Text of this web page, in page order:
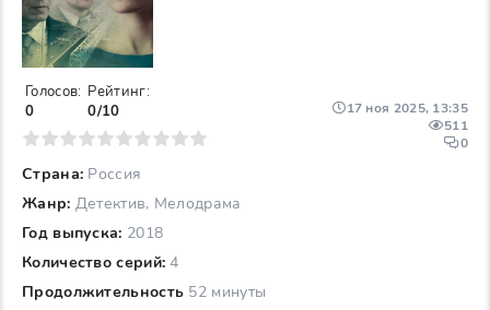
Страна: Россия
Жанр: Детектив, Мелодрама
Год выпуска: 2018
Количество серий: 4
Продолжительность 52 минуты
17 ноя 2025, 13:35
511
0
Голосов:
0
Рейтинг:
0/10
7 8 9 10